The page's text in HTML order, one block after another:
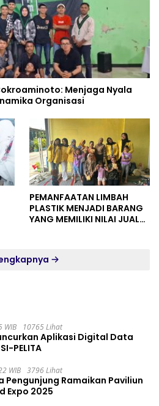
Menjaga Nyala
Organisasi
PEMANFAATAN LIMBAH
PLASTIK MENJADI BARANG
YANG MEMILIKI NILAI JUAL
WIB 10765 Lihat
Aplikasi Digital Data
PELITA
WIB 3796 Lihat
Pengunjung Ramaikan Paviliun
Expo 2025